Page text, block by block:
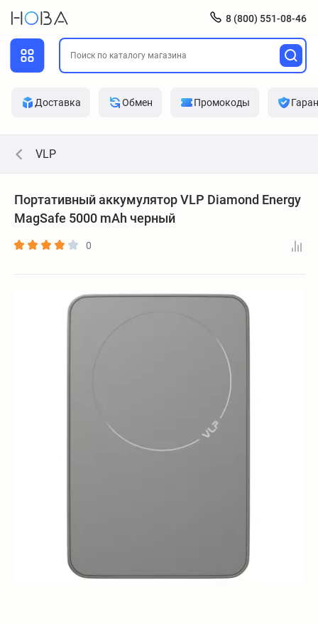
8 (800) 551-08-46
Доставка Обмен Промокоды
VLP
Портативный аккумулятор VLP Diamond Energy
MagSafe 5000 mAh черный
0